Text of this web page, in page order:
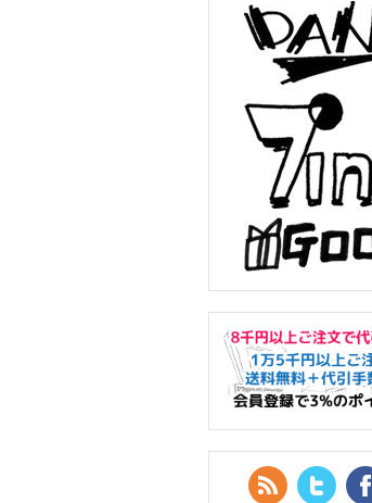
RSS Feed